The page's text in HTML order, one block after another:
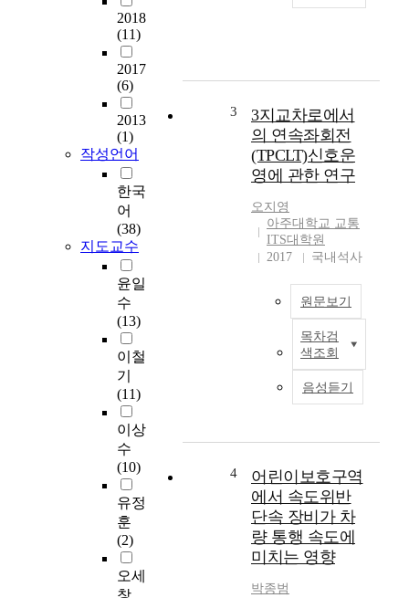
2018
(11)
2017
(6)
2013
(1)
작성언어
한국
어
(38)
지도교수
윤일
수
(13)
이철
기
(11)
이상
수
(10)
유정
훈
(2)
오세
3
3지교차로에서
의 연속좌회전
(TPCLT)신호운
영에 관한 연구
오지영
아주대학교 교통
ITS대학원
2017
국내석사
원문보기
목차검
색조회
음성듣기
4
어린이보호구역
에서 속도위반
단속 장비가 차
량 통행 속도에
미치는 영향
박종범